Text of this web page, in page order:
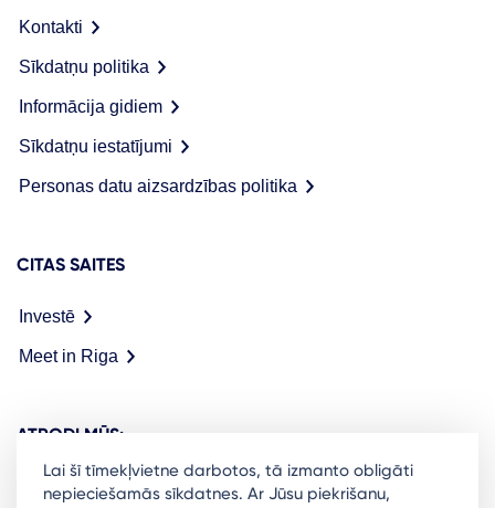
Kontakti
Sīkdatņu politika
Informācija gidiem
Sīkdatņu iestatījumi
Personas datu aizsardzības politika
CITAS SAITES
Investē
Meet in Riga
ATRODI MŪS:
Lai šī tīmekļvietne darbotos, tā izmanto obligāti
nepieciešamās sīkdatnes. Ar Jūsu piekrišanu,